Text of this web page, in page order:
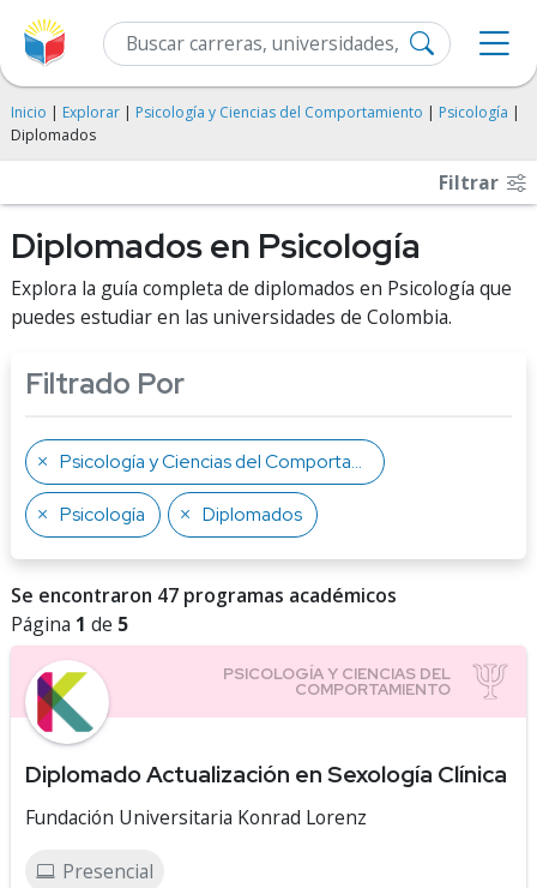
Inicio | Explorar | Psicología y Ciencias del Comportamiento | Psicología |
Diplomados
Filtrar
Diplomados en Psicología
Explora la guía completa de diplomados en Psicología que
puedes estudiar en las universidades de Colombia.
Filtrado Por
Psicología y Ciencias del Comportamiento
Psicología Diplomados
Se encontraron 47 programas académicos
Página 1 de 5
Diplomado Actualización en Sexología Clínica
Fundación Universitaria Konrad Lorenz
Presencial